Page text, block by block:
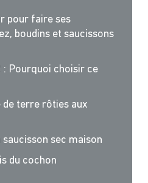
pour faire ses
boudins et saucissons
: Pourquoi choisir ce
de terre rôties aux
saucisson sec maison
du cochon